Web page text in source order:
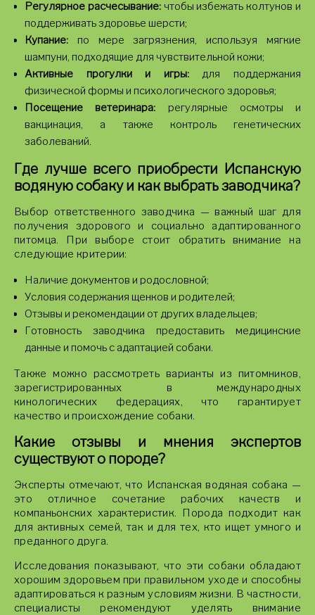
Регулярное расчесывание:чтобы избежать колтунов и
поддерживать здоровье шерсти;
Купание: по мере загрязнения, используя мягкие
шампуни, подходящие для чувствительной кожи;
Активные прогулки и игры:для поддержания
физической формы и психологического здоровья;
Посещение ветеринара: регулярные осмотры и
вакцинация, а также контроль генетических
заболеваний.
Где лучше всего приобрести Испанскую
водяную собаку и как выбрать заводчика?
Выбор ответственного заводчика — важный шаг для
получения здорового и социально адаптированного
питомца. При выборе стоит обратить внимание на
следующие критерии:
Наличие документов и родословной;
Условия содержания щенков и родителей;
Отзывы и рекомендации от других владельцев;
Готовность заводчика предоставить медицинские
данные и помочь с адаптацией собаки.
Также можно рассмотреть варианты из питомников,
зарегистрированных в международных
кинологических федерациях, что гарантирует
качество и происхождение собаки.
Какие отзывы и мнения экспертов
существуют о породе?
Эксперты отмечают, что Испанская водяная собака —
это отличное сочетание рабочих качеств и
компаньонских характеристик. Порода подходит как
для активных семей, так и для тех, кто ищет умного и
преданного друга.
Исследования показывают, что эти собаки обладают
хорошим здоровьем при правильном уходе и способны
адаптироваться к разным условиям жизни. В частности,
специалисты рекомендуют уделять внимание